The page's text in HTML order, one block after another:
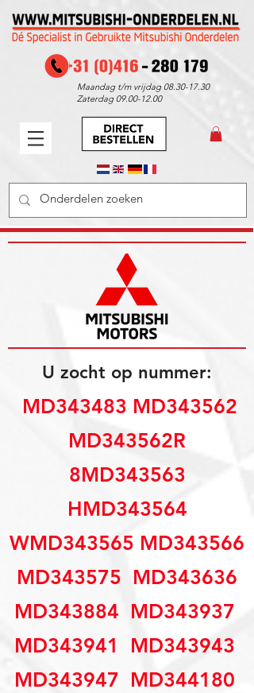
Maandag t/m vrijdag 08.30-17.30
Zaterdag 09.00-12.00
U zocht op nummer:
 MD343483 MD343562
MD343562R
8MD343563
HMD343564
WMD343565 MD343566
 MD343575  MD343636 
MD343884  MD343937 
MD343941  MD343943 
MD343947  MD344180 